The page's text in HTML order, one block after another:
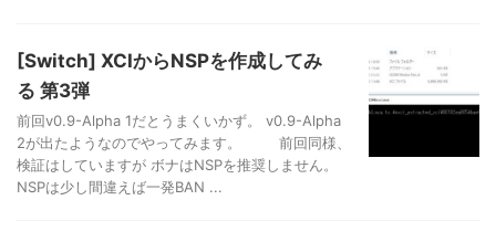
[Switch] XCIからNSPを作成してみ
る 第3弾
前回v0.9-Alpha 1だとうまくいかず。 v0.9-Alpha
2が出たようなのでやってみます。 前回同様、
検証はしていますが ボナはNSPを推奨しません。
NSPは少し間違えば一発BAN ...